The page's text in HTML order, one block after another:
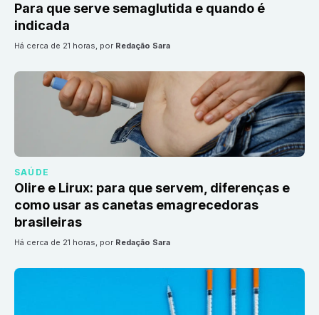
Para que serve semaglutida e quando é
indicada
há cerca de 21 horas, por Redação Sara
SAÚDE
Olire e Lirux: para que servem, diferenças e
como usar as canetas emagrecedoras
brasileiras
há cerca de 21 horas, por Redação Sara